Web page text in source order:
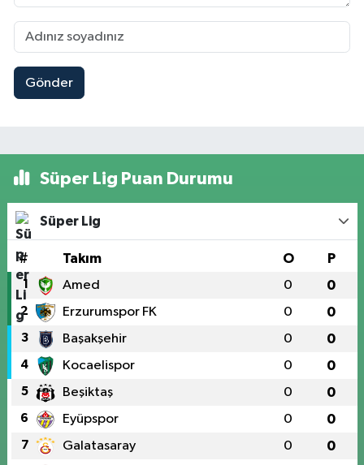
Gönder
Süper Lig Puan Durumu
Süper Lig
# Takım O P
1 Amed 0 0
2 Erzurumspor FK 0 0
3 Başakşehir 0 0
4 Kocaelispor 0 0
5 Beşiktaş 0 0
6 Eyüpspor 0 0
7 Galatasaray 0 0